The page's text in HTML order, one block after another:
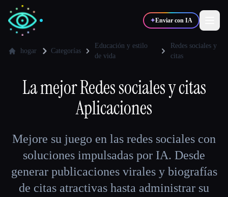
✦Enviar con IA
📈 Marketers
🎓 Estudiantes 🎬 Creadores
hogar Categorías
Educación y estilo
de vida
Redes sociales y
citas
La mejorRedes sociales y citas
Aplicaciones
Mejore su juego en las redes sociales con
soluciones impulsadas por IA. Desde
generar publicaciones virales y biografías
de citas atractivas hasta administrar su